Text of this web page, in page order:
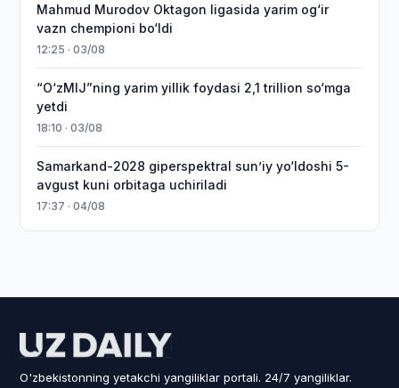
Mahmud Murodov Oktagon ligasida yarim og‘ir
vazn chempioni bo‘ldi
12:25 · 03/08
“O‘zMIJ”ning yarim yillik foydasi 2,1 trillion so‘mga
yetdi
18:10 · 03/08
Samarkand-2028 giperspektral sun’iy yo‘ldoshi 5-
avgust kuni orbitaga uchiriladi
17:37 · 04/08
O'zbekistonning yetakchi yangiliklar portali. 24/7 yangiliklar.